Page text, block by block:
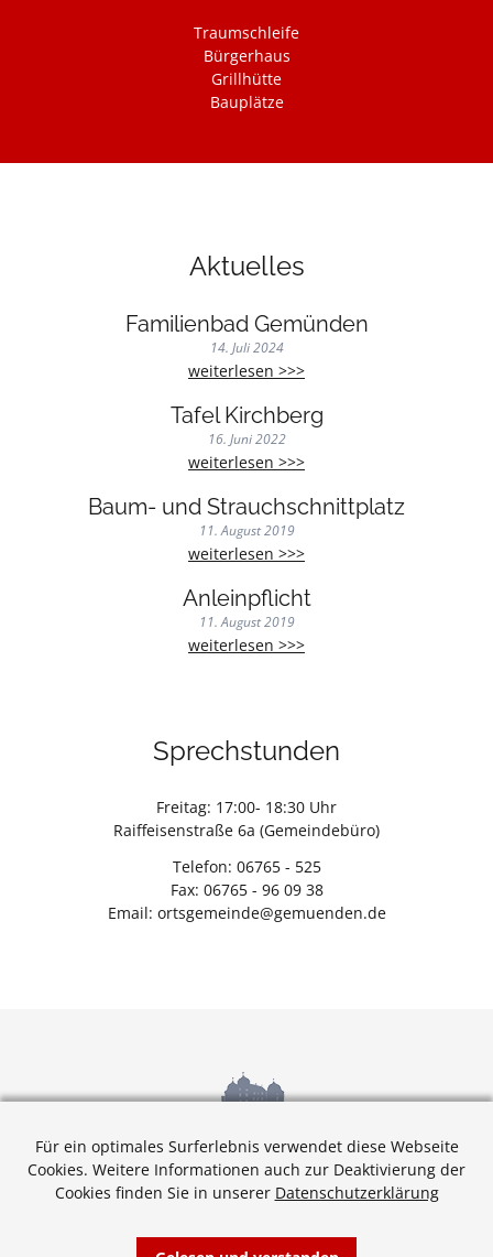
Navigation
überspringen
Traumschleife
Bürgerhaus
Grillhütte
Bauplätze
Aktuelles
Familienbad Gemünden
14. Juli 2024
weiterlesen >>>Familienbad
Tafel Kirchberg
16. Juni 2022
weiterlesen >>>Tafel
Baum- und Strauchschnittplatz
11. August 2019
weiterlesen >>>Baum-
Strauchschnittplatz
Anleinpflicht
11. August 2019
weiterlesen >>>Anleinpflicht
Sprechstunden
Freitag: 17:00- 18:30 Uhr
Raiffeisenstraße 6a (Gemeindebüro)
Telefon: 06765 - 525
Fax: 06765 - 96 09 38
Email: ortsgemeinde@gemuenden.de
Für ein optimales Surferlebnis verwendet diese Webseite
Cookies. Weitere Informationen auch zur Deaktivierung der
Cookies finden Sie in unserer Datenschutzerklärung